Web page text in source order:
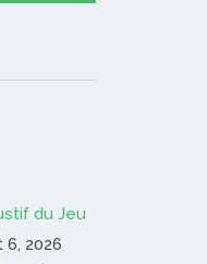
du Jeu
6, 2026